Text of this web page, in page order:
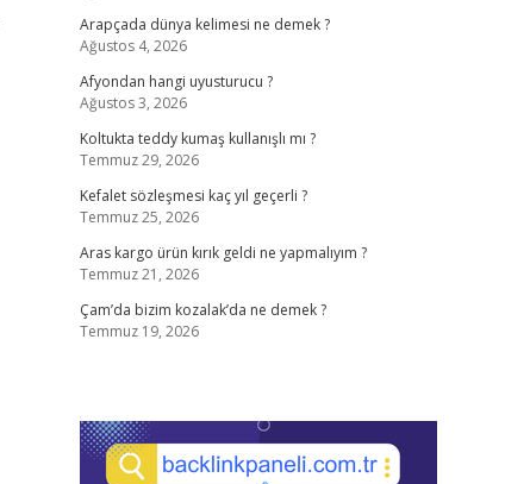
Arapçada dünya kelimesi ne demek ?
Ağustos 4, 2026
Afyondan hangi uyusturucu ?
Ağustos 3, 2026
Koltukta teddy kumaş kullanışlı mı ?
Temmuz 29, 2026
Kefalet sözleşmesi kaç yıl geçerli ?
Temmuz 25, 2026
Aras kargo ürün kırık geldi ne yapmalıyım ?
Temmuz 21, 2026
Çam’da bizim kozalak’da ne demek ?
Temmuz 19, 2026